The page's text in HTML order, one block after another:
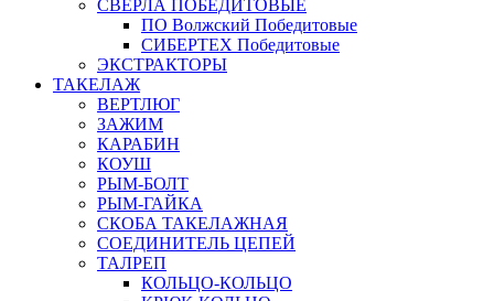
СВЁРЛА ПОБЕДИТОВЫЕ
ПО Волжский Победитовые
СИБЕРТЕХ Победитовые
ЭКСТРАКТОРЫ
ТАКЕЛАЖ
ВЕРТЛЮГ
ЗАЖИМ
КАРАБИН
КОУШ
РЫМ-БОЛТ
РЫМ-ГАЙКА
СКОБА ТАКЕЛАЖНАЯ
СОЕДИНИТЕЛЬ ЦЕПЕЙ
ТАЛРЕП
КОЛЬЦО-КОЛЬЦО